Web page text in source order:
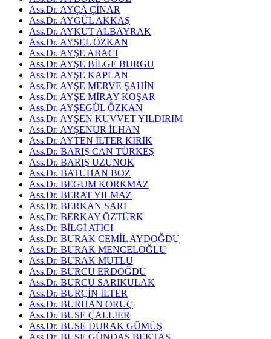
Ass.Dr. AYÇA ÇİNAR
Ass.Dr. AYGÜL AKKAŞ
Ass.Dr. AYKUT ALBAYRAK
Ass.Dr. AYSEL ÖZKAN
Ass.Dr. AYŞE ABACI
Ass.Dr. AYŞE BİLGE BURGU
Ass.Dr. AYŞE KAPLAN
Ass.Dr. AYŞE MERVE ŞAHİN
Ass.Dr. AYŞE MİRAY KOŞAR
Ass.Dr. AYŞEGÜL ÖZKAN
Ass.Dr. AYŞEN KUVVET YILDIRIM
Ass.Dr. AYŞENUR İLHAN
Ass.Dr. AYTEN İLTER KIRIK
Ass.Dr. BARIŞ CAN TÜRKEŞ
Ass.Dr. BARIŞ UZUNOK
Ass.Dr. BATUHAN BOZ
Ass.Dr. BEGÜM KORKMAZ
Ass.Dr. BERAT YILMAZ
Ass.Dr. BERKAN SARI
Ass.Dr. BERKAY ÖZTÜRK
Ass.Dr. BİLGİ ATICI
Ass.Dr. BURAK CEMİL AYDOĞDU
Ass.Dr. BURAK MENCELOĞLU
Ass.Dr. BURAK MUTLU
Ass.Dr. BURCU ERDOĞDU
Ass.Dr. BURCU SARIKULAK
Ass.Dr. BURÇİN İLTER
Ass.Dr. BURHAN ORUÇ
Ass.Dr. BUSE ÇALLIER
Ass.Dr. BUSE DURAK GÜMÜŞ
Ass.Dr. BUSE GÜNDAŞ BEKTAŞ